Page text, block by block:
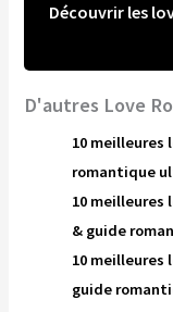
Découvrir les
D'autres Love
10 meilleures
romantique
10 meilleures
& guide
10 meilleures
guide